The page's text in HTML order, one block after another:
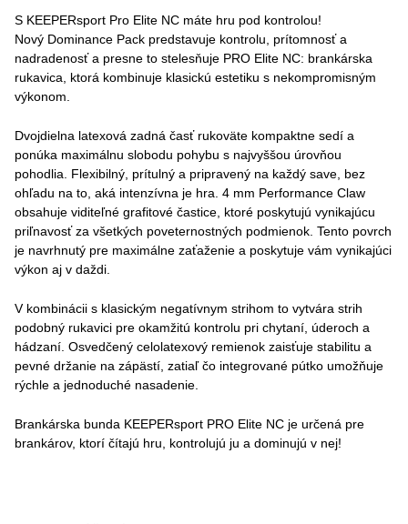
S KEEPERsport Pro Elite NC máte hru pod kontrolou!
Nový Dominance Pack predstavuje kontrolu, prítomnosť a
nadradenosť a presne to stelesňuje PRO Elite NC: brankárska
rukavica, ktorá kombinuje klasickú estetiku s nekompromisným
výkonom.
Dvojdielna latexová zadná časť rukoväte kompaktne sedí a
ponúka maximálnu slobodu pohybu s najvyššou úrovňou
pohodlia. Flexibilný, prítulný a pripravený na každý save, bez
ohľadu na to, aká intenzívna je hra. 4 mm Performance Claw
obsahuje viditeľné grafitové častice, ktoré poskytujú vynikajúcu
priľnavosť za všetkých poveternostných podmienok. Tento povrch
je navrhnutý pre maximálne zaťaženie a poskytuje vám vynikajúci
výkon aj v daždi.
V kombinácii s klasickým negatívnym strihom to vytvára strih
podobný rukavici pre okamžitú kontrolu pri chytaní, úderoch a
hádzaní. Osvedčený celolatexový remienok zaisťuje stabilitu a
pevné držanie na zápästí, zatiaľ čo integrované pútko umožňuje
rýchle a jednoduché nasadenie.
Brankárska bunda KEEPERsport PRO Elite NC je určená pre
brankárov, ktorí čítajú hru, kontrolujú ju a dominujú v nej!